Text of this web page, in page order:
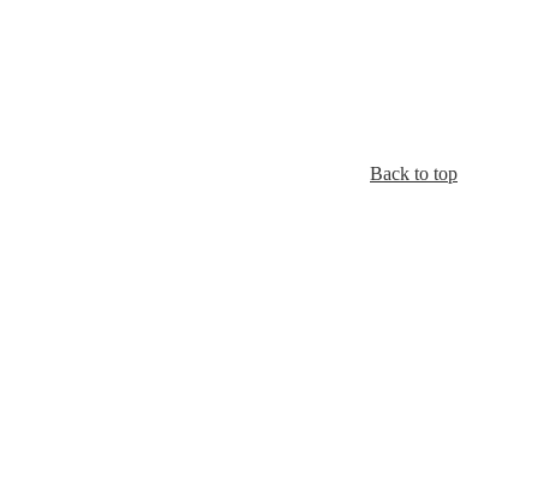
Back to top